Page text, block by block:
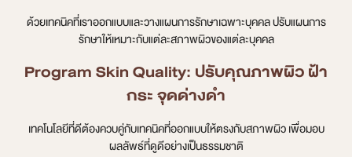
ด้วยเทคนิคที่เราออกแบบและวางแผนการรักษาเฉพาะบุคคล ปรับแผนการ
รักษาให้เหมาะกับแต่ละสภาพผิวของแต่ละบุคคล
Program Skin Quality: ปรับคุณภาพผิว ฝ้า
กระ จุดด่างดำ
เทคโนโลยีที่ดีต้องควบคู่กับเทคนิคที่ออกแบบให้ตรงกับสภาพผิว เพื่อมอบ
ผลลัพธ์ที่ดูดีอย่างเป็นธรรมชาติ